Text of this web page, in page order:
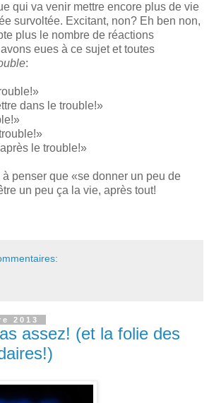
qui va venir mettre encore plus de vie
survoltée. Excitant, non? Eh ben non,
plus le nombre de réactions
eues à ce sujet et toutes
:
dans le trouble!»
le trouble!»
penser que «se donner un peu de
un peu ça la vie, après tout!
2013
assez! (et la folie des